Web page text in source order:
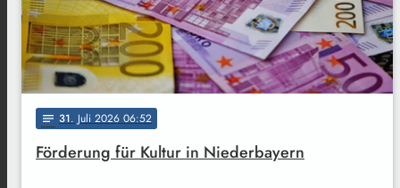
notes 31. Juli 2026 06:52
Förderung für Kultur in Niederbayern